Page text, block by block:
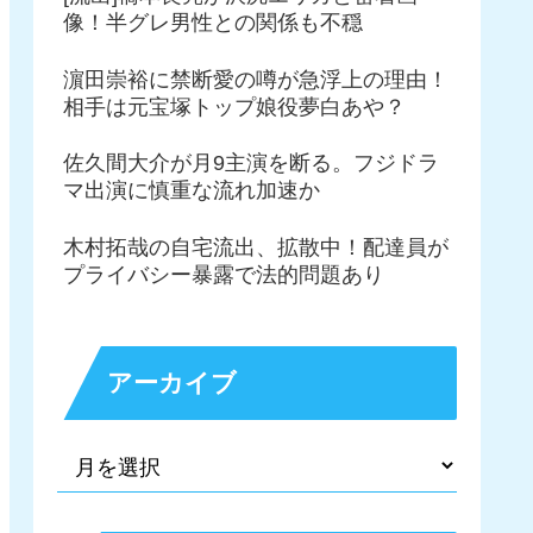
像！半グレ男性との関係も不穏
濵田崇裕に禁断愛の噂が急浮上の理由！
相手は元宝塚トップ娘役夢白あや？
佐久間大介が月9主演を断る。フジドラ
マ出演に慎重な流れ加速か
木村拓哉の自宅流出、拡散中！配達員が
プライバシー暴露で法的問題あり
アーカイブ